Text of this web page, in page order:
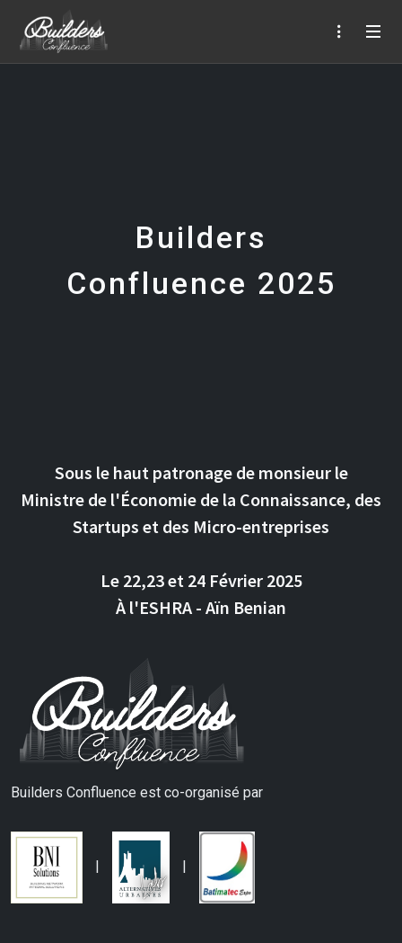
Builders
Confluence 2025
Sous le haut patronage de monsieur le
Ministre de l'Économie de la Connaissance, des
Startups et des Micro-entreprises
Le 22,23 et 24 Février 2025
À l'ESHRA - Aïn Benian
Builders Confluence est co-organisé par